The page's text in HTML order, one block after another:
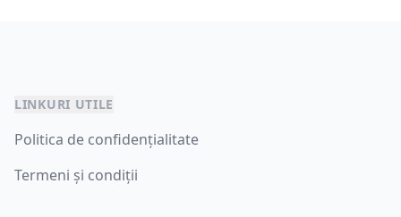
LINKURI UTILE
Politica de confidențialitate
Termeni și condiții